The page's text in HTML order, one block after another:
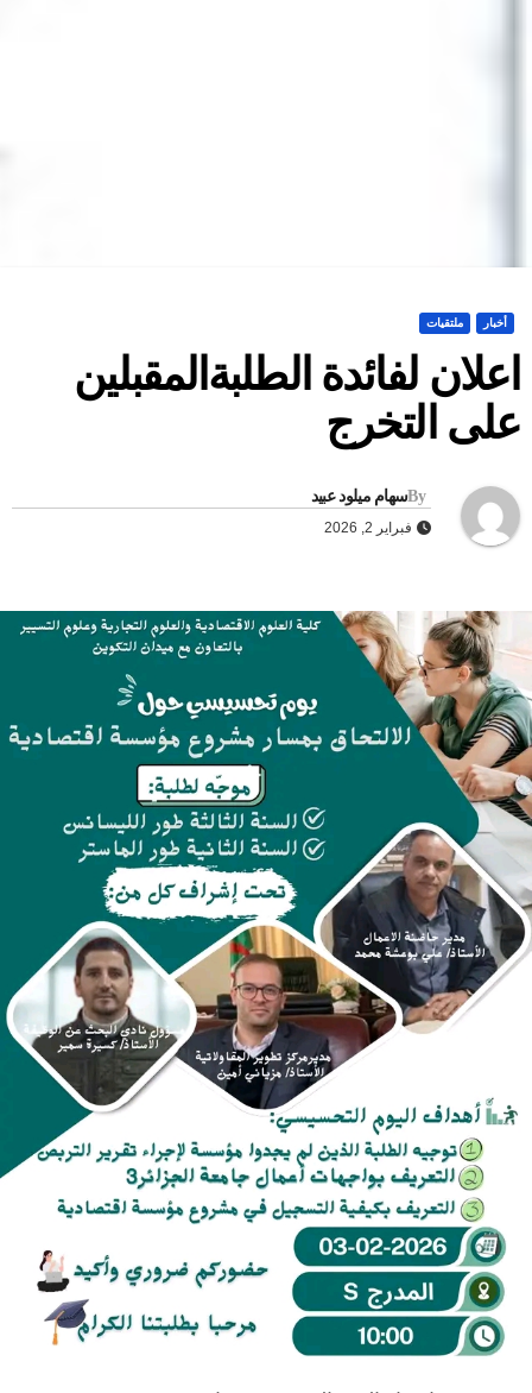
أخبار ملتقيات
لفائدة الطلبةالمقبلين
التخرج
Byسهام ميلود عبيد
فبراير 2, 2026